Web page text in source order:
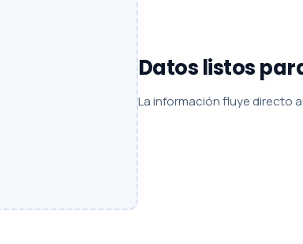
Datos listos
La información fluye directo